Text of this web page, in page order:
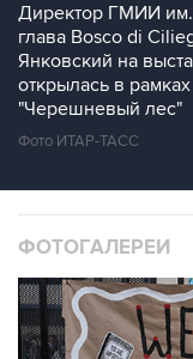
Директор ГМИИ
глава Bosco di
Янковский на
открылась в
"Черешневый лес"
Фото ИТАР-ТАСС
ФОТОГАЛЕРЕИ